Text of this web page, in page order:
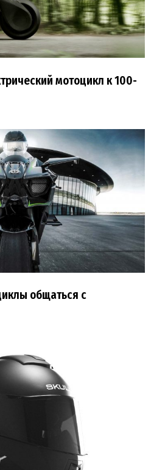
мотоцикл к 100-
общаться с